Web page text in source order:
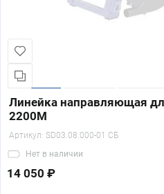
Линейка направляющая
2200M
Артикул: SD03.08.000-01 СБ
Нет в наличии
14 050 ₽